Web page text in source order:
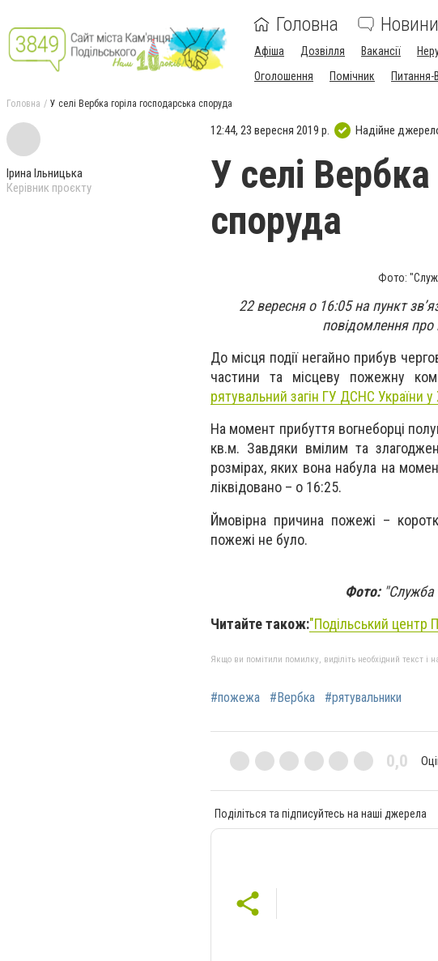
Головна Новини
Афіша Дозвілля Вакансії
Оголошення
Помічник Питання-
Головна У селі Вербка горіла господарська споруда
Ірина Ільницька
Керівник проєкту
12:44, 23 вересня 2019 р. Надійне
У селі
споруда
Фото:
22 вересня о 16:05 на пункт
повідомлення про
До місця події негайно прибув
частини та місцеву пожежну
рятувальний загін ГУ ДСНС України у
На момент прибуття вогнеборці
кв.м. Завдяки вмілим та
розмірах, яких вона набула на
ліквідовано – о 16:25.
Ймовірна причина пожежі –
пожежі не було.
Фото:"Служба
Читайте також:"Подільський центр
Якщо ви помітили помилку, виділіть необхідний текст і
#пожежа #Вербка #рятувальники
0,0
Поділіться та підписуйтесь на наші джерела